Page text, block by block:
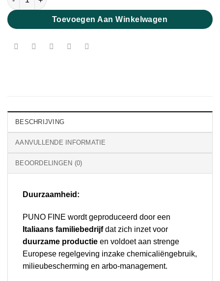
Toevoegen Aan Winkelwagen
BESCHRIJVING
AANVULLENDE INFORMATIE
BEOORDELINGEN (0)
Duurzaamheid:
PUNO FINE wordt geproduceerd door een
Italiaans familiebedrijfdat zich inzet voor
duurzame productie en voldoet aan strenge
Europese regelgeving inzake chemicaliëngebruik,
milieubescherming en arbo-management.